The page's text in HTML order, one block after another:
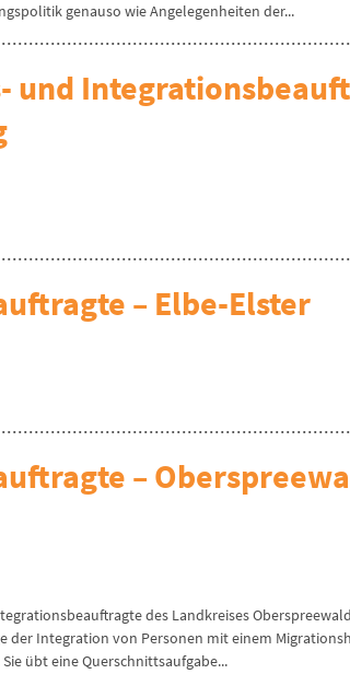
genauso wie Angelegenheiten der...
und
– Elbe-Elster
–
des Landkreises
der Integration von Personen mit einem
übt eine Querschnittsaufgabe...